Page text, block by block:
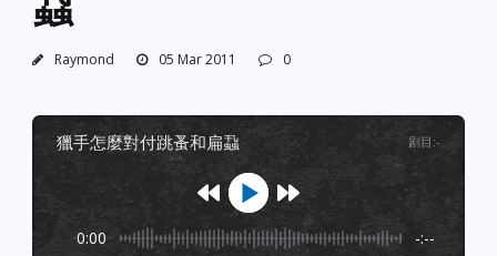
Raymond 05 Mar 2011 0
獵手怎麼對付跳蚤和扁蝨 剧目 :-
0:00 -:--